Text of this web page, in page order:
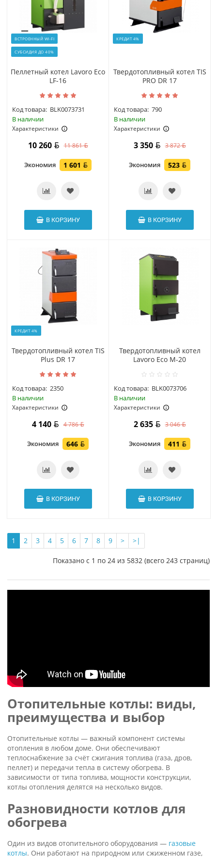
ВСТРОЕННЫЙ WI-FI
СУБСИДИЯ ДО 40%
Пеллетный котел Lavoro Eco
LF-16
Код товара: BLK0073731
В наличии
Характеристики
10 260 11 861
Экономия 1 601
В КОРЗИНУ
КРЕДИТ 4%
Твердотопливный котел TIS
PRO DR 17
Код товара: 790
В наличии
Характеристики
3 350 3 872
Экономия 523
В КОРЗИНУ
КРЕДИТ 4%
Твердотопливный котел TIS
Plus DR 17
Код товара: 2350
В наличии
Характеристики
4 140 4 786
Экономия 646
В КОРЗИНУ
Твердотопливный котел
Lavoro Eco M-20
Код товара: BLK0073706
В наличии
Характеристики
2 635 3 046
Экономия 411
В КОРЗИНУ
1 2 3 4 5 6 7 8 9 > >|
Показано с 1 по 24 из 5832 (всего 243 страниц)
Отопительные котлы: виды,
преимущества и выбор
Отопительные котлы — важный компонент системы
отопления в любом доме. Они обеспечивают
теплоснабжение за счёт сжигания топлива (газа, дров,
пеллет) и передачи тепла в систему обогрева. В
зависимости от типа топлива, мощности конструкции,
котлы отопления делятся на несколько видов.
Разновидности котлов для
обогрева
Один из видов отопительного оборудования — газовые
котлы. Они работают на природном или сжиженном газе,